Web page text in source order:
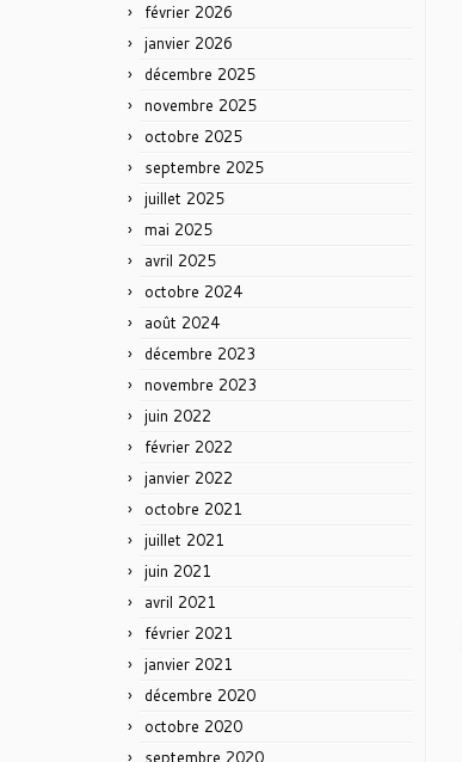
février 2026
janvier 2026
décembre 2025
novembre 2025
octobre 2025
septembre 2025
juillet 2025
mai 2025
avril 2025
octobre 2024
août 2024
décembre 2023
novembre 2023
juin 2022
février 2022
janvier 2022
octobre 2021
juillet 2021
juin 2021
avril 2021
février 2021
janvier 2021
décembre 2020
octobre 2020
septembre 2020